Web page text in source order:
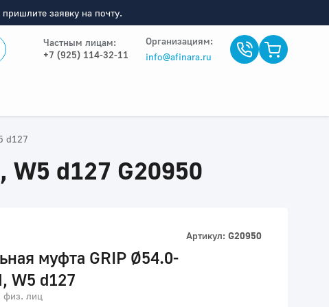
заявку на почту.
Частным лицам:
+7 (925) 114-32-11
Организациям:
info@afinara.ru
d127
W5 d127 G20950
Артикул: G20950
муфта GRIP Ø54.0-
W5 d127
физ. лиц